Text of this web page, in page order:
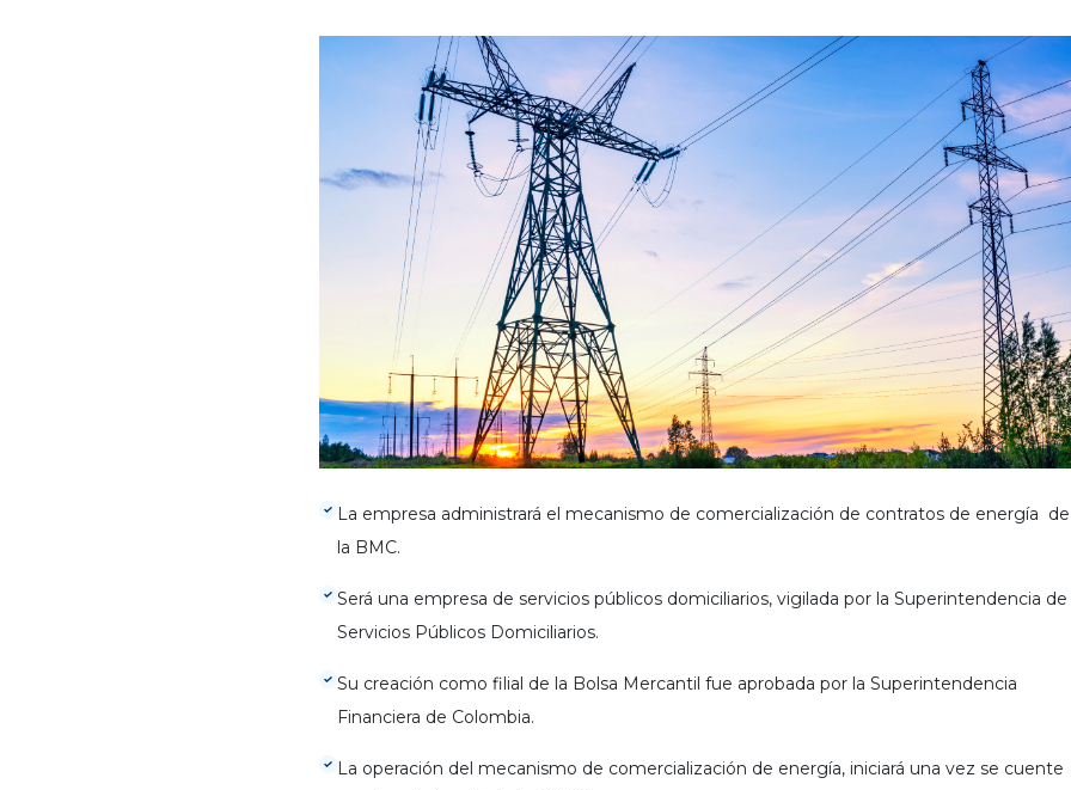
La empresa administrará el mecanismo de comercialización de contratos de energía de
la BMC.
Será una empresa de servicios públicos domiciliarios, vigilada por la Superintendencia de
Servicios Públicos Domiciliarios.
Su creación como filial de la Bolsa Mercantil fue aprobada por la Superintendencia
Financiera de Colombia.
La operación del mecanismo de comercialización de energía, iniciará una vez se cuente